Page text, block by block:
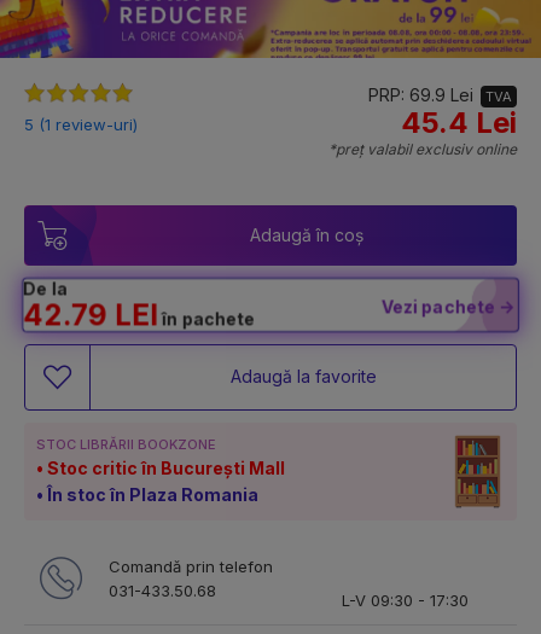
5 (1 review-uri)
PRP: 69.9 Lei TVA
45.4 Lei
*preț valabil exclusiv online
Adaugă în coș
De la
42.79 LEI în pachete
Vezi pachete ->
Adaugă la favorite
STOC LIBRĂRII BOOKZONE
Stoc critic în București Mall
În stoc în Plaza Romania
Comandă prin telefon
031-433.50.68
L-V 09:30 - 17:30